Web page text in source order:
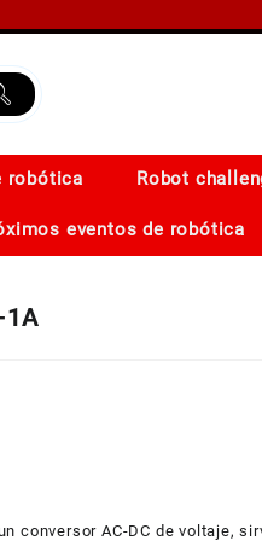
robótica Robot
eventos de robótica
1A
conversor AC-DC de voltaje,